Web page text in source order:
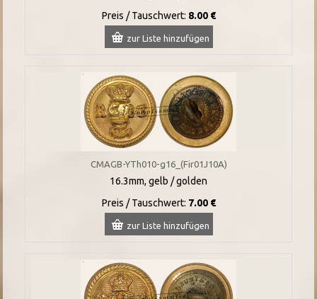
Preis / Tauschwert: 8.00 €
zur Liste hinzufügen
CMAGB-YTh010-g16_(Fir01J10A)
16.3mm, gelb / golden
Preis / Tauschwert: 7.00 €
zur Liste hinzufügen